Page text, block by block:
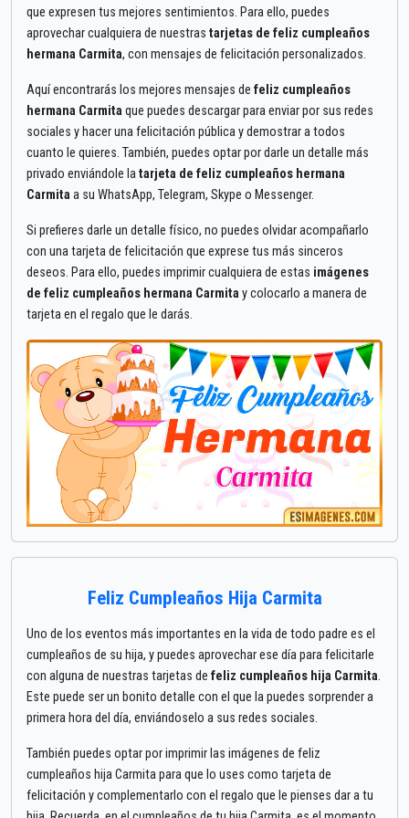
que expresen tus mejores sentimientos. Para ello, puedes
aprovechar cualquiera de nuestras tarjetas de feliz cumpleaños
hermana Carmita, con mensajes de felicitación personalizados.
Aquí encontrarás los mejores mensajes de feliz cumpleaños
hermana Carmita que puedes descargar para enviar por sus redes
sociales y hacer una felicitación pública y demostrar a todos
cuanto le quieres. También, puedes optar por darle un detalle más
privado enviándole latarjeta de feliz cumpleaños hermana
Carmita a su WhatsApp, Telegram, Skype o Messenger.
Si prefieres darle un detalle físico, no puedes olvidar acompañarlo
con una tarjeta de felicitación que exprese tus más sinceros
deseos. Para ello, puedes imprimir cualquiera de estas imágenes
de feliz cumpleaños hermana Carmita y colocarlo a manera de
tarjeta en el regalo que le darás.
Feliz Cumpleaños Hija Carmita
Uno de los eventos más importantes en la vida de todo padre es el
cumpleaños de su hija, y puedes aprovechar ese día para felicitarle
con alguna de nuestras tarjetas de feliz cumpleaños hija Carmita.
Este puede ser un bonito detalle con el que la puedes sorprender a
primera hora del día, enviándoselo a sus redes sociales.
También puedes optar por imprimir las imágenes de feliz
cumpleaños hija Carmita para que lo uses como tarjeta de
felicitación y complementarlo con el regalo que le pienses dar a tu